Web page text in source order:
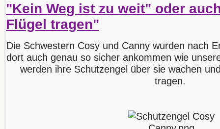
"Kein Weg ist zu weit" oder
Flügel tragen"
Die Schwestern Cosy und Canny wurden nach
dort auch genau so sicher ankommen wie
werden ihre Schutzengel über sie wachen
tragen.